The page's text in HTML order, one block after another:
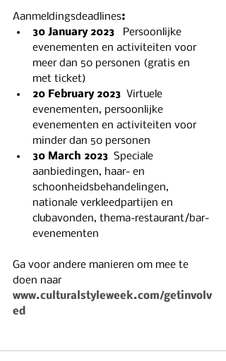
Aanmeldingsdeadlines:
30 January 2023
   Persoonlijke
evenementen en activiteiten voor
meer dan 50 personen (gratis en
met ticket)
20 February 2023
  Virtuele
evenementen, persoonlijke
evenementen en activiteiten voor
minder dan 50 personen
30 March 2023 Speciale
aanbiedingen, haar- en
schoonheidsbehandelingen,
nationale verkleedpartijen en
clubavonden, thema-restaurant/bar-
evenementen
Ga voor andere manieren om mee te
doen naar
www.culturalstyleweek.com/getinvolv
ed